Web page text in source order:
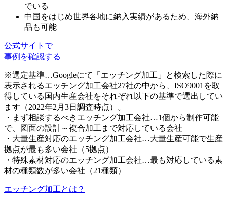
でいる
中国をはじめ世界各地に納入実績があるため、 海外納
品も可能
公式サイトで
事例を確認する
※選定基準…Googleにて「エッチング加工」と検索した際に
表示されるエッチング加工会社27社の中から、ISO9001を取
得している国内生産会社をそれぞれ以下の基準で選出してい
ます（2022年2月3日調査時点）。
・まず相談するべきエッチング加工会社…1個から制作可能
で、図面の設計～複合加工まで対応している会社
・大量生産対応のエッチング加工会社…大量生産可能で生産
拠点が最も多い会社（5拠点）
・特殊素材対応のエッチング加工会社…最も対応している素
材の種類数が多い会社（21種類）
エッチング加工とは？